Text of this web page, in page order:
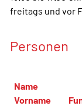
freitags und vor
Personen
Name
Vorname